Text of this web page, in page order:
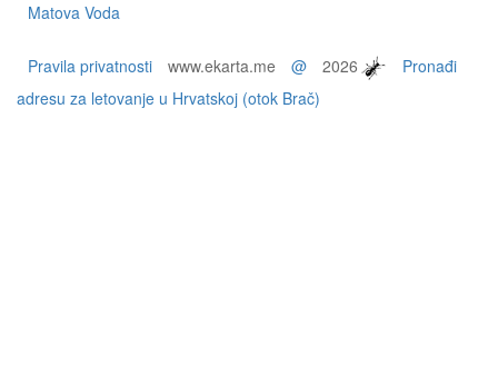
Matova Voda
Pravila privatnosti www.ekarta.me @ 2026
Pronađi
adresu za letovanje u Hrvatskoj (otok Brač)